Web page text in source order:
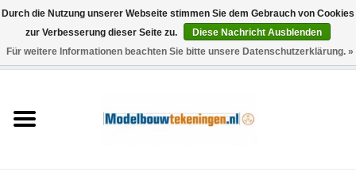
0 Artikel - €0,00
Schiffe
Durch die Nutzung unserer Webseite stimmen Sie dem Gebrauch von Cookies
zur Verbesserung dieser Seite zu.
Diese Nachricht Ausblenden
Für weitere Informationen beachten Sie bitte unsere Datenschutzerklärung. »